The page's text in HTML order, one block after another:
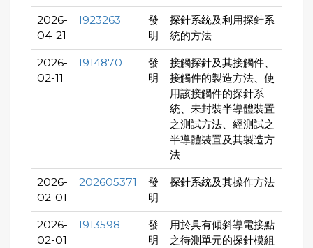
2026-
04-21
I923263
發
明
探針系統及利用探針系
統的方法
2026-
02-11
I914870
發
明
接觸探針及其接觸件、
接觸件的製造方法、使
用該接觸件的探針系
統、未封裝半導體裝置
之測試方法、經測試之
半導體裝置及其製造方
法
2026-
02-01
202605371
發
明
探針系統及其操作方法
2026-
02-01
I913598
發
明
用於具有傾斜導電接點
之待測單元的探針模組